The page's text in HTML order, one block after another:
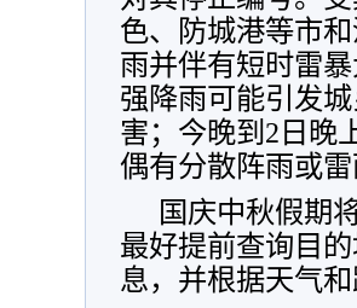
色、防城港等市
雨并伴有短时雷
强降雨可能引发
害；今晚到 2日晚
偶有分散阵雨或
国庆中秋假期
最好提前查询目
息，并根据天气